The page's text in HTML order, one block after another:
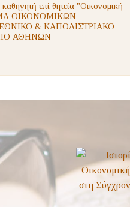
επί θητεία "Οικονομική
ΟΙΚΟΝΟΜΙΚΩΝ
& ΚΑΠΟΔΙΣΤΡΙΑΚΟ
ΑΘΗΝΩΝ